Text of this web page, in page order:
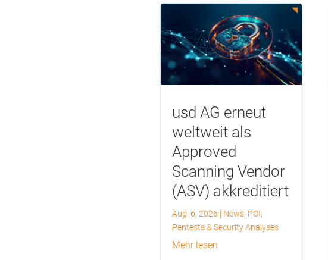
usd AG erneut
weltweit als
Approved
Scanning Vendor
(ASV) akkreditiert
Aug. 6, 2026 | News, PCI,
Pentests & Security Analyses
mehr lesen